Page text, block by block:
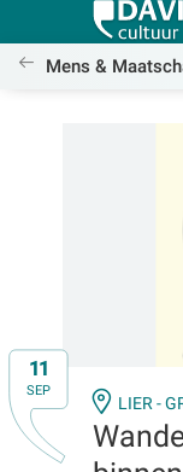
/activiteiten
Mens &
11
SEP
LIER -